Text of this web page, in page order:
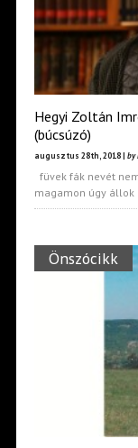
Hegyi Zoltán
(búcsúzó)
augusztus 28th, 2018 | by
füvek fák nevét
magamon úgy állok
Önszócikk